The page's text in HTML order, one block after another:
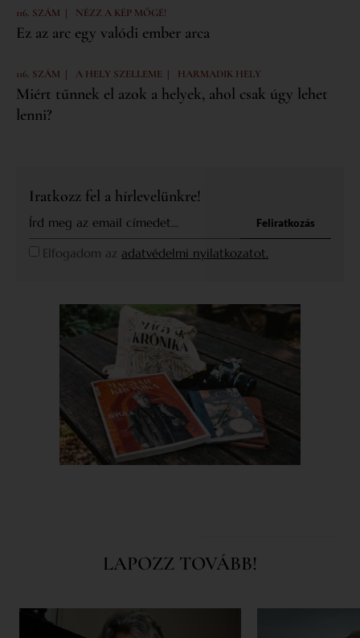
116. SZÁM | NÉZZ A KÉP MÖGÉ!
Ez az arc egy valódi ember arca
116. SZÁM | A HELY SZELLEME | HARMADIK HELY
Miért tűnnek el azok a helyek, ahol csak úgy lehet
lenni?
Iratkozz fel a hírlevelünkre!
Elfogadom az adatvédelmi nyilatkozatot.
Feliratkozás
LAPOZZ TOVÁBB!